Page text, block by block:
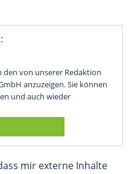
von unserer Redaktion
anzuzeigen. Sie können
und auch wieder
mir externe Inhalte